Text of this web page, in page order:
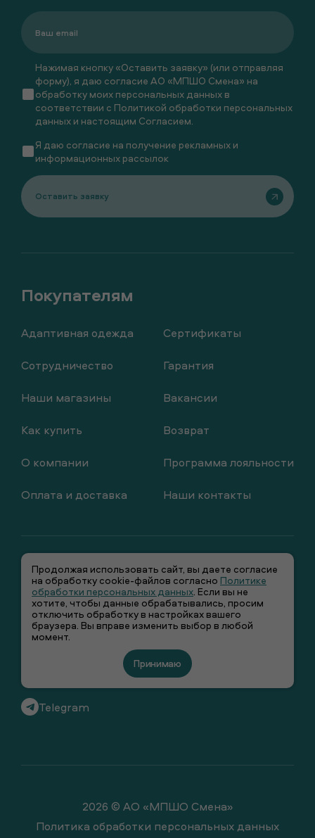
Адаптивная одежда
Сотрудничество
Наши магазины
Как купить
О компании
Оплата и доставка
Сертификаты
Гарантия
Вакансии
Возврат
Программа лояльности
Наши контакты
+7 (495) 66-00-106
info@smenawear.ru
Telegram
Нажимая кнопку «Оставить заявку» (или отправляя
форму), я даю согласие АО «МПШО Смена» на
обработку моих персональных данных в
соответствии с Политикой обработки персональных
данных и настоящим Согласием.
Я даю согласие на получение рекламных и
информационных рассылок
Оставить заявку
2026 © АО «МПШО Смена»
Политика обработки персональных данных
Продолжая использовать сайт, вы даете согласие
на обработку cookie-файлов согласно Политике
обработки персональных данных. Если вы не
хотите, чтобы данные обрабатывались, просим
отключить обработку в настройках вашего
браузера. Вы вправе изменить выбор в любой
момент.
Принимаю